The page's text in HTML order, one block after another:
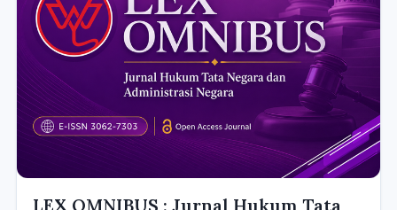
LEX OMNIBUS : Jurnal Hukum Tata